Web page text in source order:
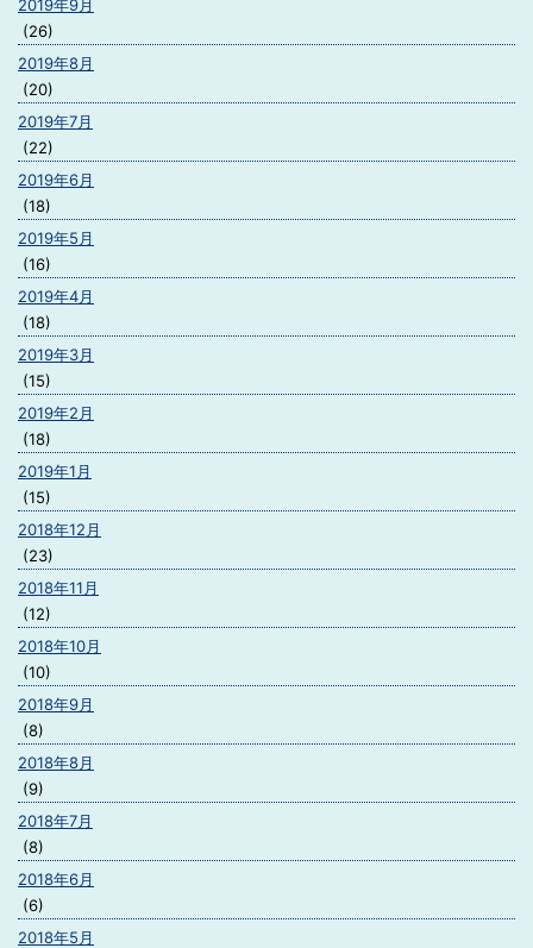
2019年9月
(26)
2019年8月
(20)
2019年7月
(22)
2019年6月
(18)
2019年5月
(16)
2019年4月
(18)
2019年3月
(15)
2019年2月
(18)
2019年1月
(15)
2018年12月
(23)
2018年11月
(12)
2018年10月
(10)
2018年9月
(8)
2018年8月
(9)
2018年7月
(8)
2018年6月
(6)
2018年5月